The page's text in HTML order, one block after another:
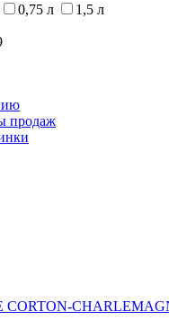
0,75 л
1,5 л
продаж